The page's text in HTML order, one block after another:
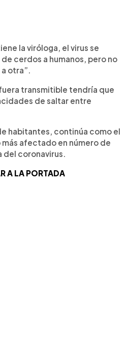
la viróloga, el virus se
cerdos a humanos, pero no
otra”.
transmitible tendría que
de saltar entre
habitantes, continúa como el
afectado en número de
coronavirus.
A LA PORTADA